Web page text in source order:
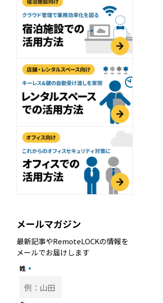
メールマガジン
最新記事やRemoteLOCKの情報を
メールでお届けします
姓 *
ット関連ビジネス(ドッグ
ども向け施設の入室管理